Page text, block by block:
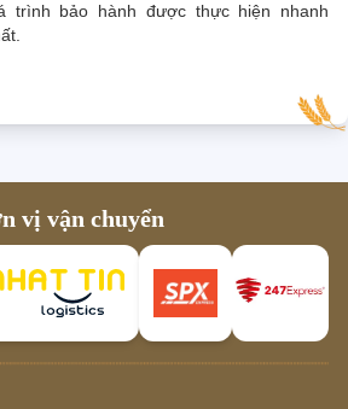
trình bảo hành được thực hiện nhanh
vị vận chuyển